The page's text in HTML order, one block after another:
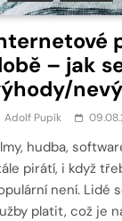
– jak
Adolf Pupík
hudba,
pirátí, i když
není. Lidé
platit, což je